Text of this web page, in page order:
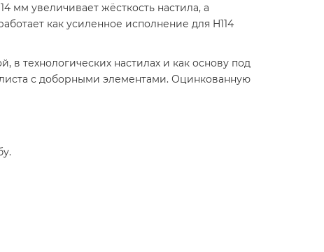
мм увеличивает жёсткость настила, а
как усиленное исполнение для H114
технологических настилах и как основу под
с доборными элементами. Оцинкованную